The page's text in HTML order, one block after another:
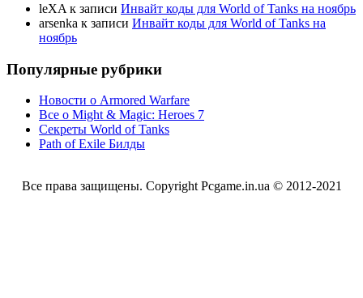
leXA к записи Инвайт коды для World of Tanks на ноябрь
arsenka к записи Инвайт коды для World of Tanks на
ноябрь
Популярные рубрики
Новости о Armored Warfare
Все о Might & Magic: Heroes 7
Секреты World of Tanks
Path of Exile Билды
Все права защищены. Copyright Pcgame.in.ua © 2012-2021